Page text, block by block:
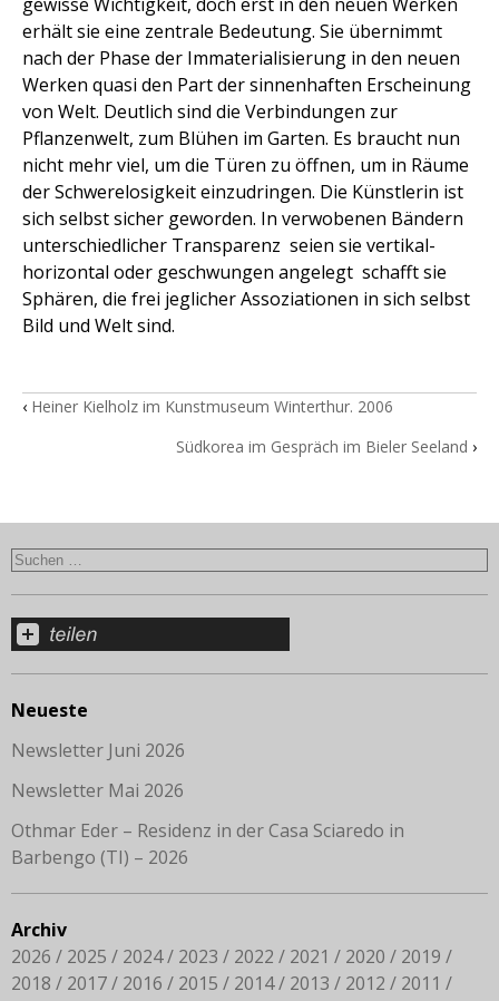
erhält sie eine zentrale Bedeutung. Sie übernimmt
nach der Phase der Immaterialisierung in den neuen
Werken quasi den Part der sinnenhaften Erscheinung
von Welt. Deutlich sind die Verbindungen zur
Pflanzenwelt, zum Blühen im Garten. Es braucht nun
nicht mehr viel, um die Türen zu öffnen, um in Räume
der Schwerelosigkeit einzudringen. Die Künstlerin ist
sich selbst sicher geworden. In verwobenen Bändern
unterschiedlicher Transparenz  seien sie vertikal-
horizontal oder geschwungen angelegt  schafft sie
Sphären, die frei jeglicher Assoziationen in sich selbst
Bild und Welt sind.
‹ Heiner Kielholz im Kunstmuseum Winterthur. 2006
Südkorea im Gespräch im Bieler Seeland ›
Neueste
Newsletter Juni 2026
Newsletter Mai 2026
Othmar Eder – Residenz in der Casa Sciaredo in
Barbengo (TI) – 2026
Archiv
2026
2025 2024 2023 2022 2021 2020
2019
2018
2017 2016 2015 2014 2013 2012
2011